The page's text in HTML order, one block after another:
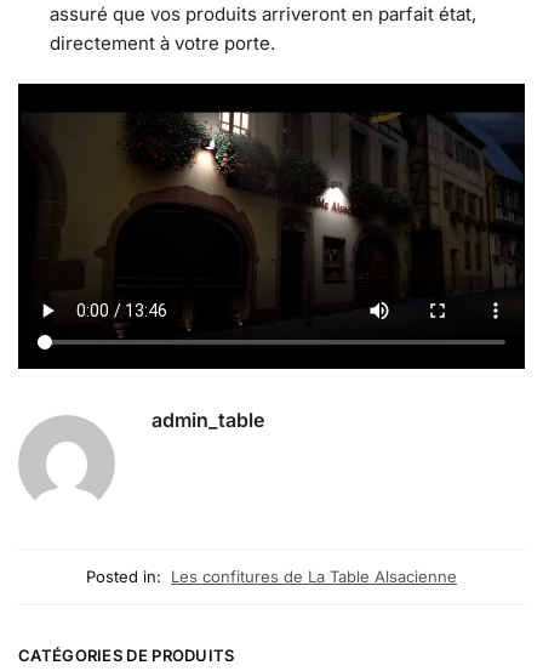
assuré que vos produits arriveront en parfait état,
directement à votre porte.
admin_table
Posted in: Les confitures de La Table Alsacienne
CATÉGORIES DE PRODUITS